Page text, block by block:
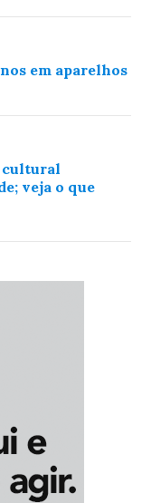
em aparelhos
cultural
veja o que